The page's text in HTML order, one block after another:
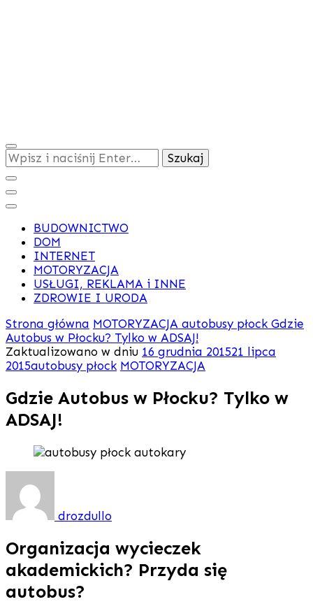
Szukasz
czegoś?
BUDOWNICTWO
DOM
INTERNET
MOTORYZACJA
USŁUGI, REKLAMA i INNE
ZDROWIE I URODA
Strona główna MOTORYZACJA autobusy płock Gdzie
Autobus w Płocku? Tylko w ADSAJ!
Zaktualizowano w dniu 16 grudnia 201521 lipca
2015autobusy płock MOTORYZACJA
Gdzie Autobus w Płocku? Tylko w
ADSAJ!
drozdullo
Organizacja wycieczek
akademickich? Przyda się
autobus?